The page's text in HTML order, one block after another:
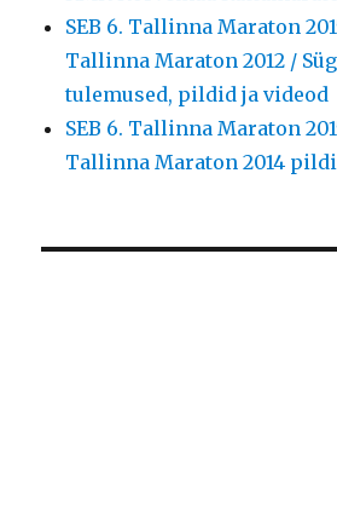
SEB 6. Tallinna Maraton
Tallinna Maraton 2012 /
tulemused, pildid ja videod
SEB 6. Tallinna Maraton
Tallinna Maraton 2014